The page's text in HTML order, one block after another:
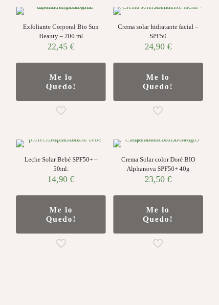
Exfoliante Corporal Bio Sun
Beauty – 200 ml
22,45€
Me lo
Quedo!
Crema solar hidratante facial –
SPF50
24,90 €
Me lo
Quedo!
Leche Solar Bebé SPF50+ –
50ml.
14,90€
Me lo
Quedo!
Crema Solar color Doré BIO
Alphanova SPF50+ 40g
23,50 €
Me lo
Quedo!